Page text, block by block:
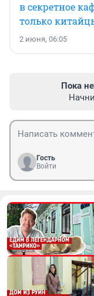
в секретное
только
2 июня, 06:05
Пока
Гость
Войти